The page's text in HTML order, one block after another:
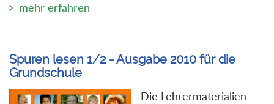
mehr erfahren
Spuren lesen 1/2 - Ausgabe 2010 für die
Grundschule
Die Lehrermaterialien